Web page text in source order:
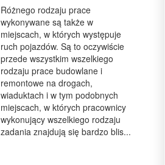
Różnego rodzaju prace
wykonywane są także w
miejscach, w których występuje
ruch pojazdów. Są to oczywiście
przede wszystkim wszelkiego
rodzaju prace budowlane i
remontowe na drogach,
wiaduktach i w tym podobnych
miejscach, w których pracownicy
wykonujący wszelkiego rodzaju
zadania znajdują się bardzo blis...